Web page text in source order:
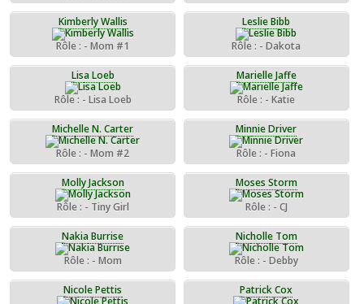
Kimberly Wallis
Rôle : - Mom #1
Leslie Bibb
Rôle : - Dakota
Lisa Loeb
Rôle : - Lisa Loeb
Marielle Jaffe
Rôle : - Katie
Michelle N. Carter
Rôle : - Mom #2
Minnie Driver
Rôle : - Fiona
Molly Jackson
Rôle : - Tiny Girl
Moses Storm
Rôle : - CJ
Nakia Burrise
Rôle : - Mom
Nicholle Tom
Rôle : - Debby
Nicole Pettis
Patrick Cox